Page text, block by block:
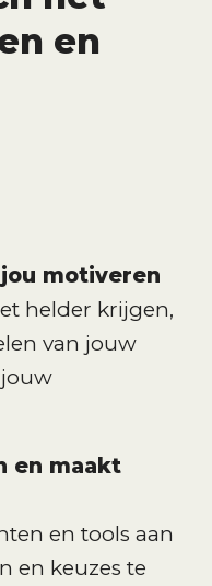
en
motiveren
helder krijgen,
van jouw
en maakt
en tools aan
en keuzes te